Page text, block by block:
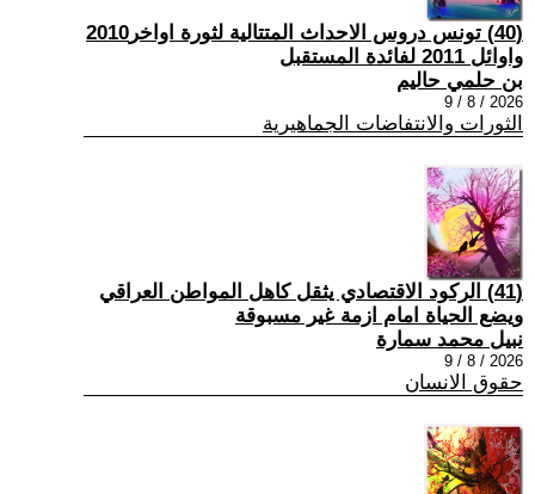
(40) تونس دروس الاحداث المتتالية لثورة اواخر2010
واوائل 2011 لفائدة المستقبل
بن حلمي حاليم
2026 / 8 / 9
الثورات والانتفاضات الجماهيرية
(41) الركود الاقتصادي يثقل كاهل المواطن العراقي
ويضع الحياة امام ازمة غير مسبوقة
نبيل محمد سمارة
2026 / 8 / 9
حقوق الانسان